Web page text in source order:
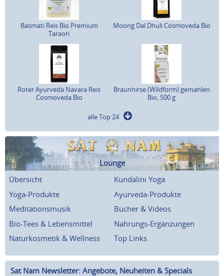
Basmati Reis Bio Premium
Taraori
Moong Dal Dhuli Cosmoveda Bio
Roter Ayurveda Navara Reis
Cosmoveda Bio
Braunhirse (Wildform) gemahlen
Bio, 500 g
alle Top 24
Lounge
Übersicht
Kundalini Yoga
Yoga-Produkte
Ayurveda-Produkte
Meditationsmusik
Bücher & Videos
Bio-Tees & Lebensmittel
Nahrungs-Ergänzungen
Naturkosmetik & Wellness
Top Links
Sat Nam Newsletter: Angebote, Neuheiten & Specials